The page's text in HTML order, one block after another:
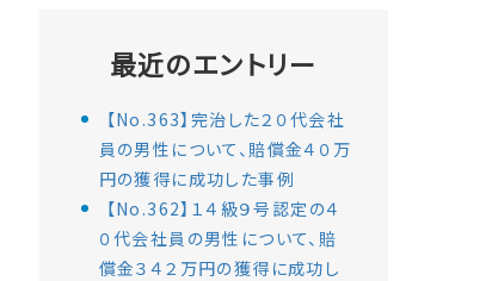
最近のエントリー
【No.363】完治した２０代会社
員の男性について、賠償金４０万
円の獲得に成功した事例
【No.362】１４級９号認定の４
０代会社員の男性について、賠
償金３４２万円の獲得に成功し